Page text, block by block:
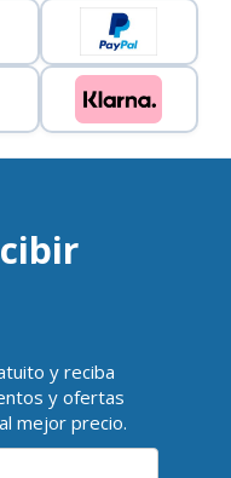
y reciba
y ofertas
mejor precio.